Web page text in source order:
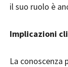
il suo ruolo è
Implicazioni
La